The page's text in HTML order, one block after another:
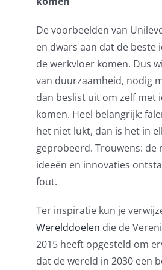
De voorbeelden van
en dwars aan dat de beste
de werkvloer komen. Dus
van duurzaamheid, nodig
dan beslist uit om zelf met
komen. Heel belangrijk:
het niet lukt, dan is het in
geprobeerd. Trouwens: de
ideeën en innovaties
fout.
Ter inspiratie kun je
Werelddoelen die de
2015 heeft opgesteld om
dat de wereld in 2030 een